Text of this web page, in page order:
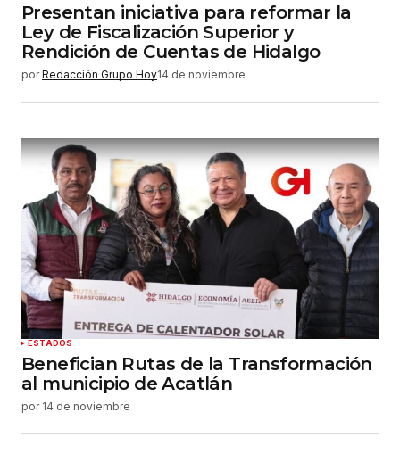
Presentan iniciativa para reformar la
Ley de Fiscalización Superior y
Rendición de Cuentas de Hidalgo
por Redacción Grupo Hoy14 de noviembre
ESTADOS
Benefician Rutas de la Transformación
al municipio de Acatlán
por 14 de noviembre